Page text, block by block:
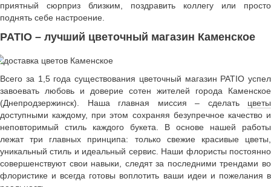
приятный сюрприз близким, поздравить коллегу или просто
поднять себе настроение.
PATIO – лучший цветочный магазин Каменское
Всего за 1,5 года существования цветочный магазин PATIO успел
завоевать любовь и доверие сотен жителей города Каменское
(Днепродзержинск). Наша главная миссия – сделать цветы
доступными каждому, при этом сохраняя безупречное качество и
неповторимый стиль каждого букета. В основе нашей работы
лежат три главных принципа: только свежие красивые цветы,
уникальный стиль и идеальный сервис. Наши флористы постоянно
совершенствуют свои навыки, следят за последними трендами во
флористике и всегда готовы воплотить ваши идеи и пожелания в